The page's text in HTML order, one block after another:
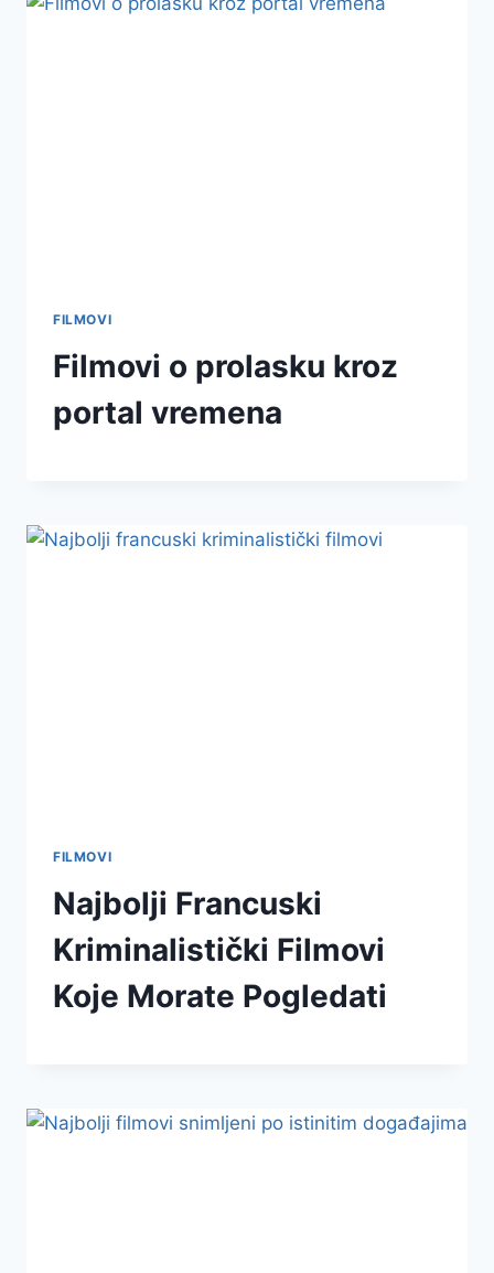
FILMOVI
Filmovi o prolasku kroz
portal vremena
FILMOVI
Najbolji Francuski
Kriminalistički Filmovi
Koje Morate Pogledati